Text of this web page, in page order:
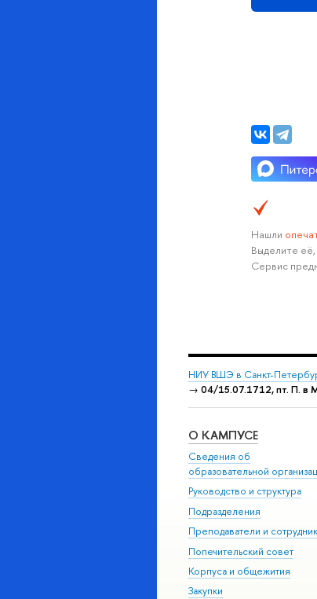
Нашли
Выделите
Сервис
НИУ ВШЭ в Санкт-
→ 04/15.07.1712, пт. П. в
О КАМПУСЕ
Сведения об
образовательной
Руководство и структура
Подразделения
Преподаватели и
Попечительский совет
Корпуса и общежития
Закупки